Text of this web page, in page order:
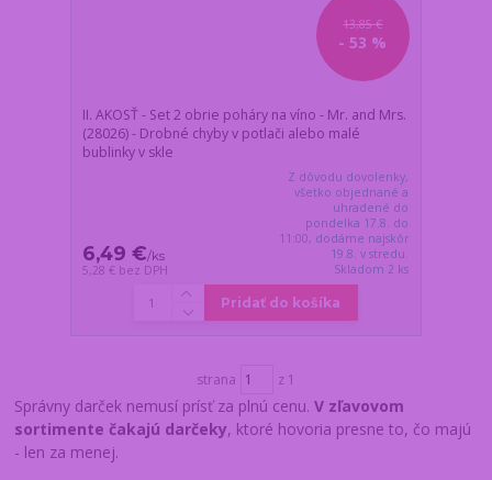
13,85 €
- 53 %
II. AKOSŤ - Set 2 obrie poháry na víno - Mr. and Mrs.
(28026) - Drobné chyby v potlači alebo malé
bublinky v skle
6,49 €/ks
5,28 € bez DPH
Z dôvodu dovolenky,
všetko objednané a
uhradené do
pondelka 17.8. do
11:00, dodáme najskôr
19.8. v stredu.
Skladom 2 ks
Pridať do košíka
strana z 1
Správny darček nemusí prísť za plnú cenu.V zľavovom
sortimente čakajú darčeky, ktoré hovoria presne to, čo majú
- len za menej.